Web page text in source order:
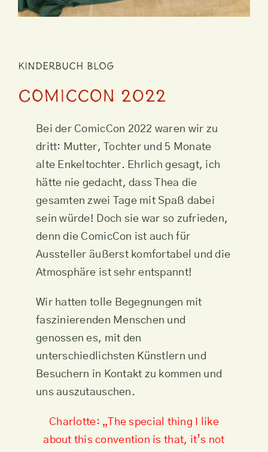
Kinderbuch Blog
ComicCon 2022
Bei der ComicCon 2022 waren wir zu
dritt: Mutter, Tochter und 5 Monate
alte Enkeltochter. Ehrlich gesagt, ich
hätte nie gedacht, dass Thea die
gesamten zwei Tage mit Spaß dabei
sein würde! Doch sie war so zufrieden,
denn die ComicCon ist auch für
Aussteller äußerst komfortabel und die
Atmosphäre ist sehr entspannt!
Wir hatten tolle Begegnungen mit
faszinierenden Menschen und
genossen es, mit den
unterschiedlichsten Künstlern und
Besuchern in Kontakt zu kommen und
uns auszutauschen.
Charlotte: „The special thing I like
about this convention is that, it’s not